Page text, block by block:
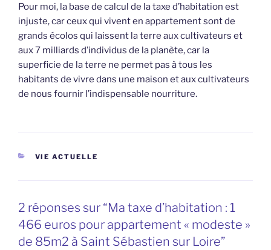
Pour moi, la base de calcul de la taxe d’habitation est
injuste, car ceux qui vivent en appartement sont de
grands écolos qui laissent la terre aux cultivateurs et
aux 7 milliards d’individus de la planète, car la
superficie de la terre ne permet pas à tous les
habitants de vivre dans une maison et aux cultivateurs
de nous fournir l’indispensable nourriture.
CATÉGORIES
VIE ACTUELLE
2 réponses sur “Ma taxe d’habitation : 1
466 euros pour appartement « modeste »
de 85m2 à Saint Sébastien sur Loire”